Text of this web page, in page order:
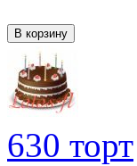
630 торт